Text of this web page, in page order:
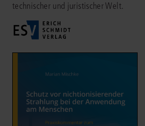
technischer und juristischer Welt.